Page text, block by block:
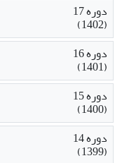
دوره 17
(1402)
دوره 16
(1401)
دوره 15
(1400)
دوره 14
(1399)